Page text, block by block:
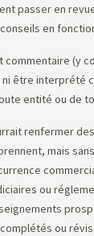
passer en
en
commentaire (y
être interprété
entité ou de
renfermer
mais
ou
ou